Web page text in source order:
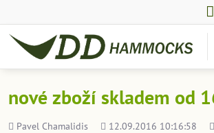
nové zboží skladem od
Přidal
Pavel Chamalidis Přidáno
12.09.2016 10:16:58